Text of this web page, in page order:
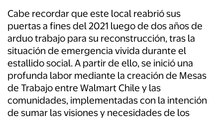
Cabe recordar que este local reabrió sus
puertas a fines del 2021 luego de dos años de
arduo trabajo para su reconstrucción, tras la
situación de emergencia vivida durante el
estallido social. A partir de ello, se inició una
profunda labor mediante la creación de Mesas
de Trabajo entre Walmart Chile y las
comunidades, implementadas con la intención
de sumar las visiones y necesidades de los